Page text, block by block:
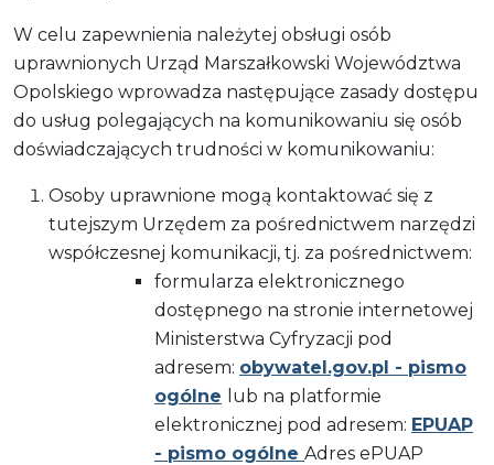
W celu zapewnienia należytej obsługi osób
uprawnionych Urząd Marszałkowski Województwa
Opolskiego wprowadza następujące zasady dostępu
do usług polegających na komunikowaniu się osób
doświadczających trudności w komunikowaniu:
Osoby uprawnione mogą kontaktować się z
tutejszym Urzędem za pośrednictwem narzędzi
współczesnej komunikacji, tj. za pośrednictwem:
formularza elektronicznego
dostępnego na stronie internetowej
Ministerstwa Cyfryzacji pod
adresem: obywatel.gov.pl - pismo
ogólne
lub na platformie
elektronicznej pod adresem: EPUAP
- pismo ogólne Adres ePUAP